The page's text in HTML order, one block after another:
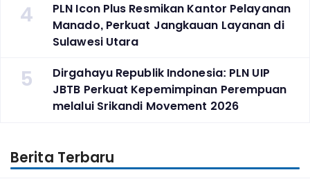
4
PLN Icon Plus Resmikan Kantor Pelayanan
Manado, Perkuat Jangkauan Layanan di
Sulawesi Utara
5
Dirgahayu Republik Indonesia: PLN UIP
JBTB Perkuat Kepemimpinan Perempuan
melalui Srikandi Movement 2026
Berita Terbaru